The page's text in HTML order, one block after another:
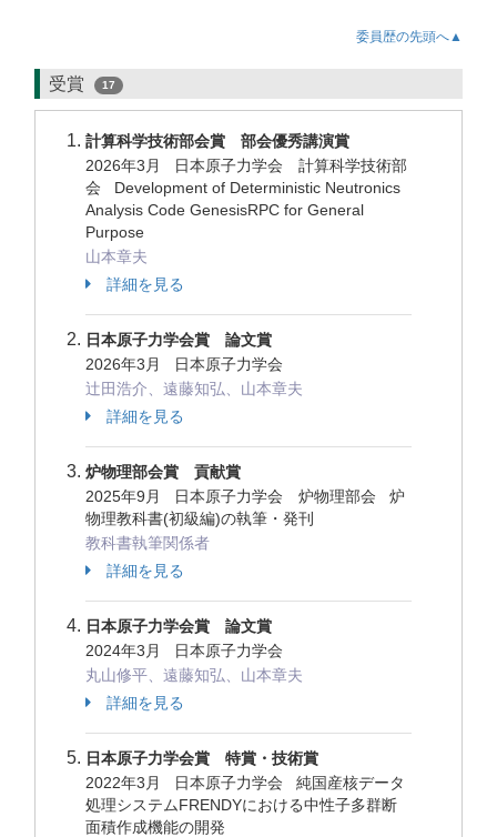
委員歴の先頭へ▲
受賞 17
計算科学技術部会賞 部会優秀講演賞
2026年3月 日本原子力学会 計算科学技術部
会 Development of Deterministic Neutronics
Analysis Code GenesisRPC for General
Purpose
山本章夫
詳細を見る
日本原子力学会賞 論文賞
2026年3月 日本原子力学会
辻田浩介、遠藤知弘、山本章夫
詳細を見る
炉物理部会賞 貢献賞
2025年9月 日本原子力学会 炉物理部会 炉
物理教科書(初級編)の執筆・発刊
教科書執筆関係者
詳細を見る
日本原子力学会賞 論文賞
2024年3月 日本原子力学会
丸山修平、遠藤知弘、山本章夫
詳細を見る
日本原子力学会賞 特賞・技術賞
2022年3月 日本原子力学会 純国産核データ
処理システムFRENDYにおける中性子多群断
面積作成機能の開発